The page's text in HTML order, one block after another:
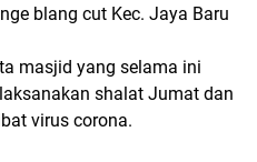
blang cut Kec. Jaya Baru
masjid yang selama ini
shalat Jumat dan
virus corona.